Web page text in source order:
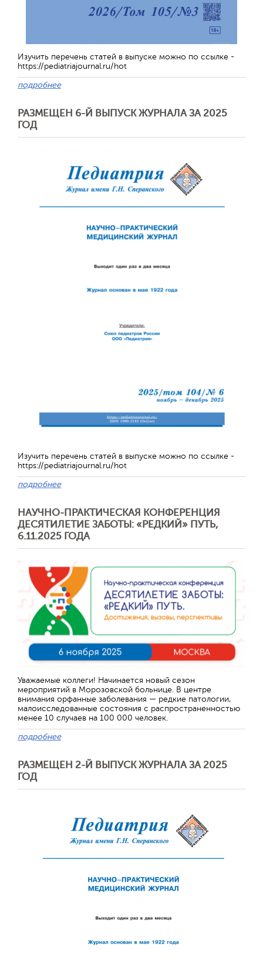
Изучить перечень статей в выпуске можно по ссылке -
https://pediatriajournal.ru/hot
подробнее
РАЗМЕЩЕН 6-Й ВЫПУСК ЖУРНАЛА ЗА 2025
ГОД
Изучить перечень статей в выпуске можно по ссылке -
https://pediatriajournal.ru/hot
подробнее
НАУЧНО-ПРАКТИЧЕСКАЯ КОНФЕРЕНЦИЯ
ДЕСЯТИЛЕТИЕ ЗАБОТЫ: «РЕДКИЙ» ПУТЬ,
6.11.2025 ГОДА
Уважаемые коллеги! Начинается новый сезон
мероприятий в Морозовской больнице. В центре
внимания орфанные заболевания — редкие патологии,
малоисследованные состояния с распространенностью
менее 10 случаев на 100 000 человек.
подробнее
РАЗМЕЩЕН 2-Й ВЫПУСК ЖУРНАЛА ЗА 2025
ГОД
Обратная